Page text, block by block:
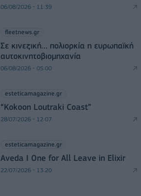
06/08/2026 - 11:39
fleetnews.gr
Σε κινεζική… πολιορκία η ευρωπαϊκή
αυτοκινητοβιομηχανία
06/08/2026 - 05:00
esteticamagazine.gr
“Kokoon Loutraki Coast”
28/07/2026 - 12:07
esteticamagazine.gr
Aveda I One for All Leave in Elixir
22/07/2026 - 13:20